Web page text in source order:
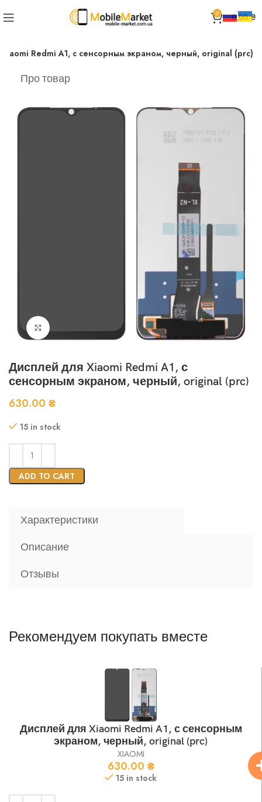
0 0.00₴
Redmi A1, с сенсорным экраном, черный, original (prc)
Про товар
Нажмите, чтобы увеличить
Дисплей для Xiaomi Redmi A1, с
сенсорным экраном, черный, original (prc)
630.00 ₴
15 in stock
ADD TO CART
Характеристики
Описание
Отзывы
Рекомендуем покупать вместе
Дисплей для Xiaomi Redmi A1, с сенсорным
экраном, черный, original (prc)
XIAOMI
630.00 ₴
15 in stock